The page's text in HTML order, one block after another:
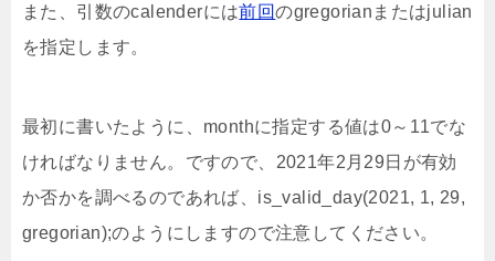
また、引数のcalenderには前回のgregorianまたはjulian
を指定します。
最初に書いたように、monthに指定する値は0～11でな
ければなりません。ですので、2021年2月29日が有効
か否かを調べるのであれば、is_valid_day(2021, 1, 29,
gregorian);のようにしますので注意してください。